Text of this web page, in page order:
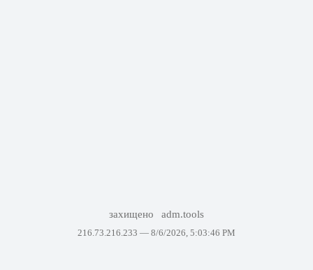
захищено adm.tools
216.73.216.233 — 8/6/2026, 5:03:46 PM